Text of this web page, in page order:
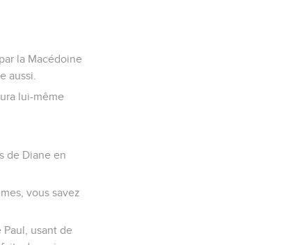
la Macédoine
aussi.
lui-même
de Diane en
vous savez
usant de